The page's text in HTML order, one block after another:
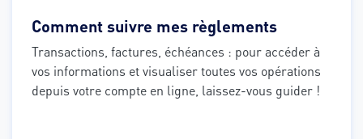
Comment suivre mes règlements
Transactions, factures, échéances : pour accéder à
vos informations et visualiser toutes vos opérations
depuis votre compte en ligne, laissez-vous guider !